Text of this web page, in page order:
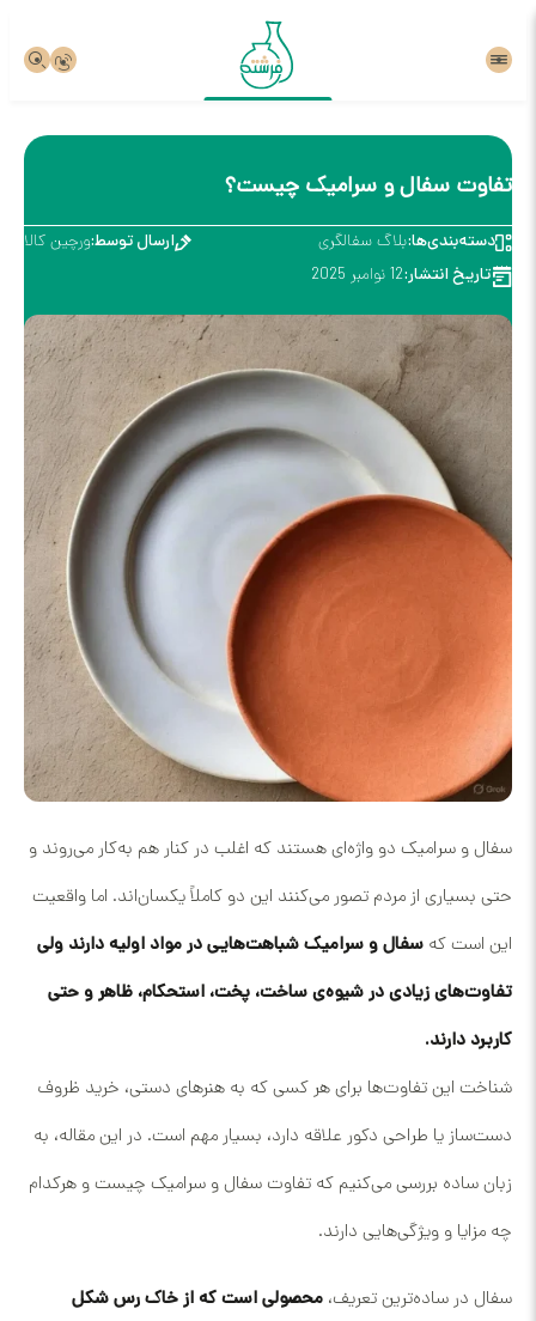
تفاوت سفال و سرامیک چیست؟
دسته‌بندی‌ها:بلاگ سفالگری ارسال توسط:ورچین کالا
تاریخ انتشار:12 نوامبر 2025
سفال و سرامیک دو واژه‌ای هستند که اغلب در کنار هم به‌کار می‌روند و
حتی بسیاری از مردم تصور می‌کنند این دو کاملاً یکسان‌اند. اما واقعیت
این است کهسفال و سرامیک شباهت‌هایی در مواد اولیه دارند ولی
تفاوت‌های زیادی در شیوه‌ی ساخت، پخت، استحکام، ظاهر و حتی
کاربرد دارند.
شناخت این تفاوت‌ها برای هر کسی که به هنرهای دستی، خرید ظروف
دست‌ساز یا طراحی دکور علاقه دارد، بسیار مهم است. در این مقاله، به
زبان ساده بررسی می‌کنیم که تفاوت سفال و سرامیک چیست و هرکدام
چه مزایا و ویژگی‌هایی دارند.
سفال در ساده‌ترین تعریف،محصولی است که از خاک رس شکل